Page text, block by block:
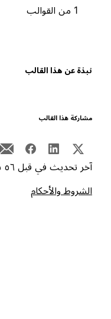
عن هذا القالب
هذا القالب
تحديث في قبل ٥٦ سنة
والأحكام